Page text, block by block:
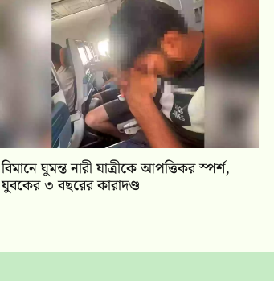
বিমানে ঘুমন্ত নারী যাত্রীকে আপত্তিকর স্পর্শ,
যুবকের ৩ বছরের কারাদণ্ড